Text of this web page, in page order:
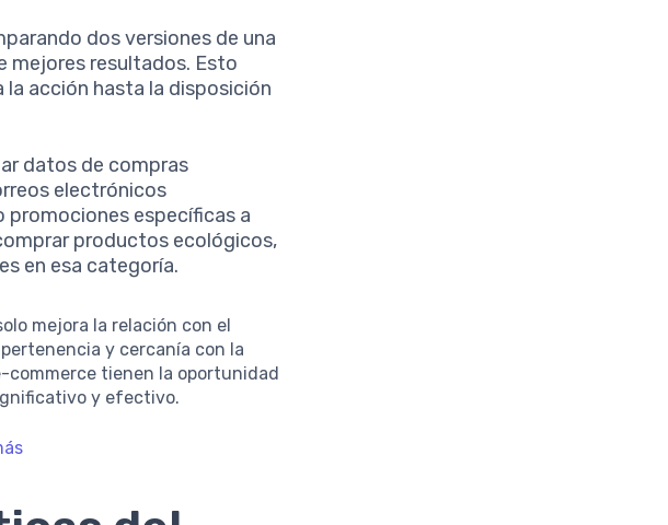
dos versiones de una
mejores resultados. Esto
acción hasta la disposición
datos de compras
electrónicos
específicas a
productos ecológicos,
en esa categoría.
mejora la relación con el
y cercanía con la
commerce tienen la oportunidad
y efectivo.